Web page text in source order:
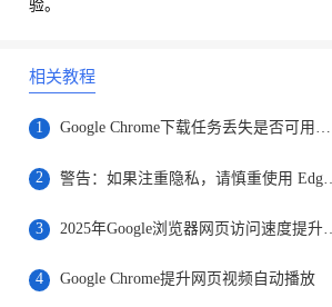
验。
相关教程
1 Google Chrome下载任务丢失是否可用历史恢复
2 警告：如果注重隐私，请慎重使用 Edge / Chrome 浏览器的“分组相似标签页”功能
3 2025年Google浏览器网页访问速度提升技巧
4 Google Chrome提升网页视频自动播放